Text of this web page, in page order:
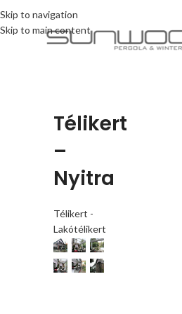
Skip to navigation
Skip to main content
Télikert
–
Nyitra
Télikert -
Lakótélikert